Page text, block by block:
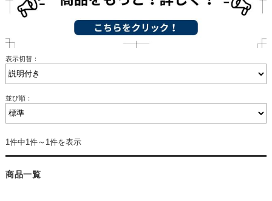
表示切替：
並び順：
1件中1件～1件を表示
商品一覧